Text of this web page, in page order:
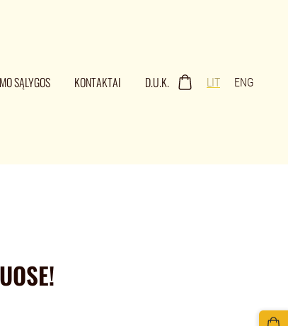
SĄLYGOS KONTAKTAI D.U.K. LIT ENG